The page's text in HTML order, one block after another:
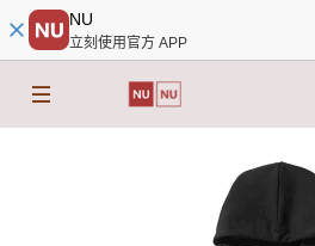
NU
立刻使用官方 APP